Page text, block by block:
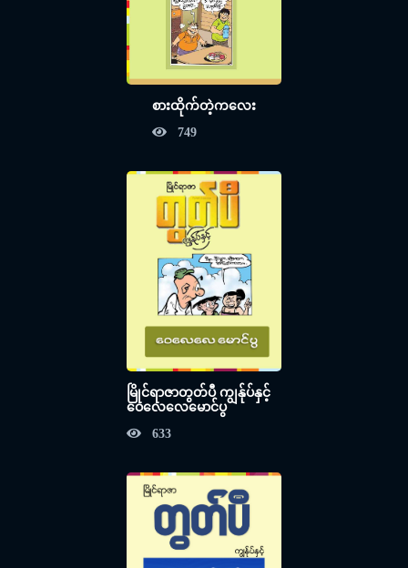
စားထိုက်တဲ့ကလေး
749
မြိုင်ရာဇာတွတ်ပီ ကျွန်ုပ်နှင့်
ဝေလေလေမောင်ပွ
633